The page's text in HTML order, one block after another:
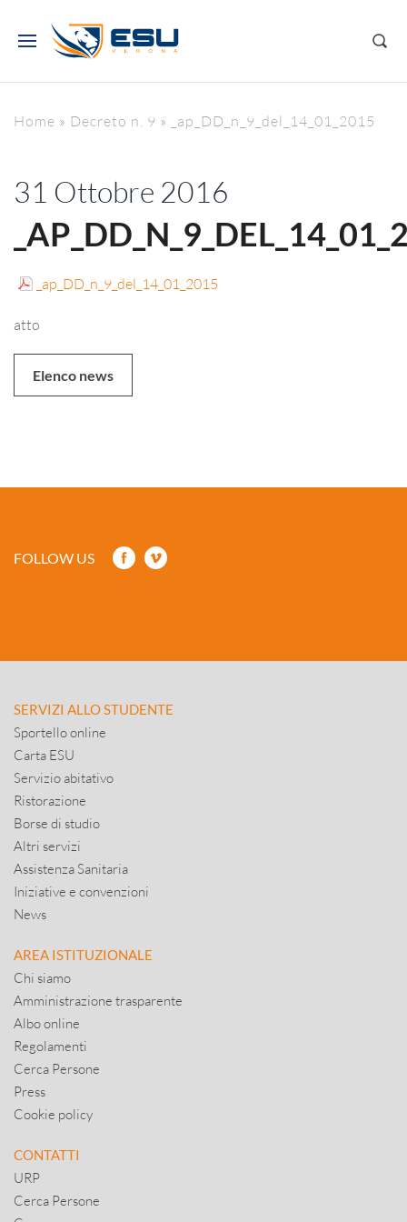
Home » Decreto n. 9 » _ap_DD_n_9_del_14_01_2015
31 Ottobre 2016
_ap_DD_n_9_del_14_01_2015
atto
Elenco news
FOLLOW US
SERVIZI ALLO STUDENTE
Sportello online
Carta ESU
Servizio abitativo
Ristorazione
Borse di studio
Altri servizi
Assistenza Sanitaria
Iniziative e convenzioni
News
AREA ISTITUZIONALE
Chi siamo
Amministrazione trasparente
Albo online
Regolamenti
Cerca Persone
Press
Cookie policy
CONTATTI
URP
Cerca Persone